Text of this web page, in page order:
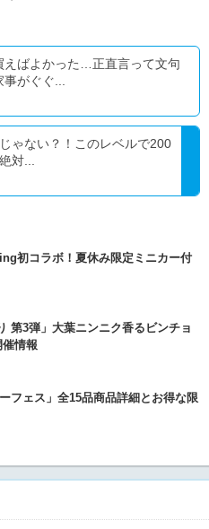
えばよかった…正直言って文句
がぐぐ...
ゃない？！このレベルで200
対...
初コラボ！夏休み限定ミニカー付
第3弾」大葉ニンニク香るビンチョ
情報
フェス」全15品商品詳細とお得な限